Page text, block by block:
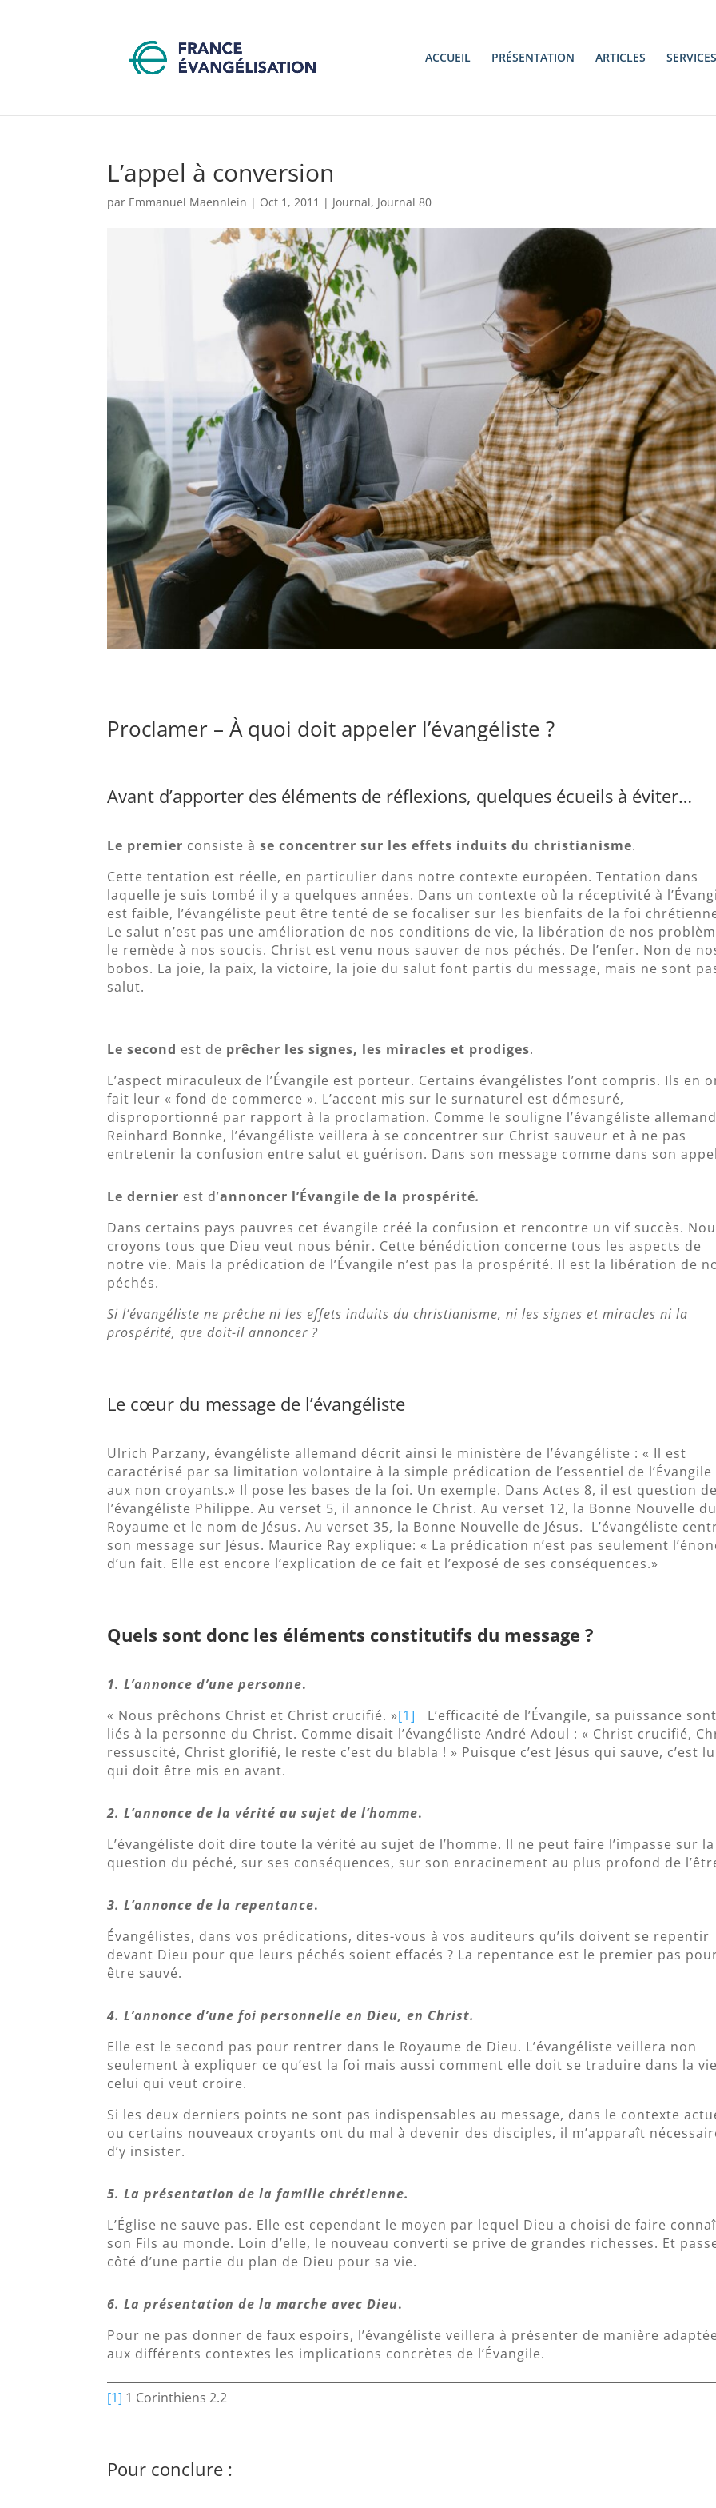
ACCUEIL PRÉSENTATION ARTICLES SERVICES
L’appel à conversion
par Emmanuel Maennlein | Oct 1, 2011 | Journal, Journal 80
Proclamer – À quoi doit appeler l’évangéliste ?
Avant d’apporter des éléments de réflexions, quelques écueils à éviter…
Le premier consiste àse concentrer sur les effets induits du christianisme.
Cette tentation est réelle, en particulier dans notre contexte européen. Tentation dans
laquelle je suis tombé il y a quelques années. Dans un contexte où la réceptivité à
est faible, l’évangéliste peut être tenté de se focaliser sur les bienfaits de la foi
Le salut n’est pas une amélioration de nos conditions de vie, la libération de nos
le remède à nos soucis. Christ est venu nous sauver de nos péchés. De l’enfer. Non de
bobos. La joie, la paix, la victoire, la joie du salut font partis du message, mais ne sont
salut.
Le second est de prêcher les signes, les miracles et prodiges.
L’aspect miraculeux de l’Évangile est porteur. Certains évangélistes l’ont compris. Ils en
fait leur « fond de commerce ». L’accent mis sur le surnaturel est démesuré,
disproportionné par rapport à la proclamation. Comme le souligne l’évangéliste allemand
Reinhard Bonnke, l’évangéliste veillera à se concentrer sur Christ sauveur et à ne pas
entretenir la confusion entre salut et guérison. Dans son message comme dans son
Le dernier est d’annoncer l’Évangile de la prospérité.
Dans certains pays pauvres cet évangile créé la confusion et rencontre un vif succès.
croyons tous que Dieu veut nous bénir. Cette bénédiction concerne tous les aspects de
notre vie. Mais la prédication de l’Évangile n’est pas la prospérité. Il est la libération de
péchés.
Si l’évangéliste ne prêche ni les effets induits du christianisme, ni les signes et miracles ni la
prospérité, que doit-il annoncer ?
Le cœur du message de l’évangéliste
Ulrich Parzany, évangéliste allemand décrit ainsi le ministère de l’évangéliste : « Il est
caractérisé par sa limitation volontaire à la simple prédication de l’essentiel de l’Évangile
aux non croyants.» Il pose les bases de la foi. Un exemple. Dans Actes 8, il est question de
l’évangéliste Philippe. Au verset 5, il annonce le Christ. Au verset 12, la Bonne Nouvelle du
Royaume et le nom de Jésus. Au verset 35, la Bonne Nouvelle de Jésus. L’évangéliste
son message sur Jésus. Maurice Ray explique: « La prédication n’est pas seulement
d’un fait. Elle est encore l’explication de ce fait et l’exposé de ses conséquences.»
Quels sont donc les éléments constitutifs du message ?
1. L’annonce d’une personne.
« Nous prêchons Christ et Christ crucifié. »[1]
L’efficacité de l’Évangile, sa puissance sont
liés à la personne du Christ. Comme disait l’évangéliste André Adoul : « Christ crucifié,
ressuscité, Christ glorifié, le reste c’est du blabla ! » Puisque c’est Jésus qui sauve, c’est
qui doit être mis en avant.
2. L’annonce de la vérité au sujet de l’homme.
L’évangéliste doit dire toute la vérité au sujet de l’homme. Il ne peut faire l’impasse sur la
question du péché, sur ses conséquences, sur son enracinement au plus profond de
3. L’annonce de la repentance.
Évangélistes, dans vos prédications, dites-vous à vos auditeurs qu’ils doivent se repentir
devant Dieu pour que leurs péchés soient effacés ? La repentance est le premier pas
être sauvé.
4. L’annonce d’une foi personnelle en Dieu, en Christ.
Elle est le second pas pour rentrer dans le Royaume de Dieu. L’évangéliste veillera non
seulement à expliquer ce qu’est la foi mais aussi comment elle doit se traduire dans la
celui qui veut croire.
Si les deux derniers points ne sont pas indispensables au message, dans le contexte
ou certains nouveaux croyants ont du mal à devenir des disciples, il m’apparaît
d’y insister.
5. La présentation de la famille chrétienne.
L’Église ne sauve pas. Elle est cependant le moyen par lequel Dieu a choisi de faire
son Fils au monde. Loin d’elle, le nouveau converti se prive de grandes richesses. Et
côté d’une partie du plan de Dieu pour sa vie.
6. La présentation de la marche avec Dieu.
Pour ne pas donner de faux espoirs, l’évangéliste veillera à présenter de manière
aux différents contextes les implications concrètes de l’Évangile.
[1] 1 Corinthiens 2.2
Pour conclure :